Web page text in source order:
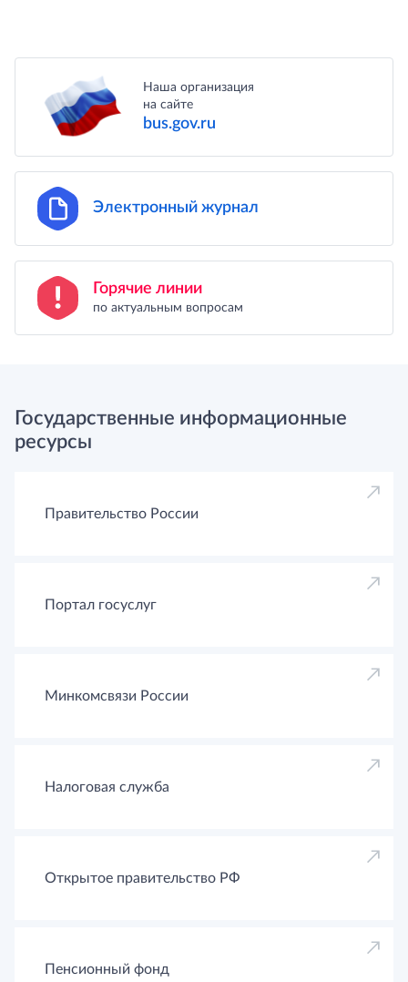
Наша организация
на сайте
bus.gov.ru
Электронный журнал
Горячие линии
по актуальным вопросам
Государственные информационные
ресурсы
Правительство России
Портал госуслуг
Минкомсвязи России
Налоговая служба
Открытое правительство РФ
Пенсионный фонд